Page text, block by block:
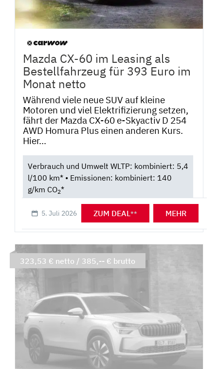
Mazda CX-60 im Leasing als
Bestellfahrzeug für 393 Euro im
Monat netto
Während viele neue SUV auf kleine
Motoren und viel Elektrifizierung setzen,
fährt der Mazda CX-60 e-Skyactiv D 254
AWD Homura Plus einen anderen Kurs.
Hier...
Verbrauch und Umwelt WLTP: kombiniert: 5,4
l/100 km* • Emissionen: kombiniert: 140
g/km CO2*
5. Juli 2026 ZUM DEAL** MEHR
323,53 € netto / 385,-- € brutto